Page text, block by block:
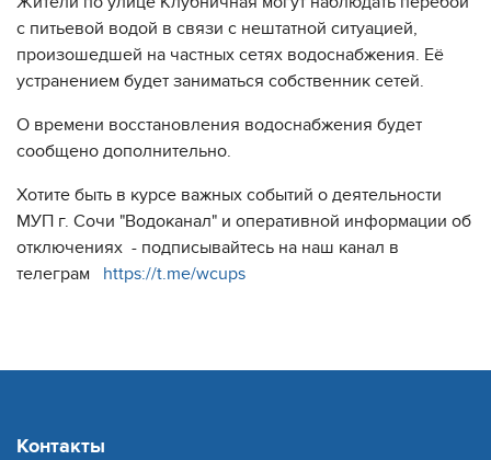
с питьевой водой в связи с нештатной ситуацией,
произошедшей на частных сетях водоснабжения. Её
устранением будет заниматься собственник сетей.
О времени восстановления водоснабжения будет
сообщено дополнительно.
Хотите быть в курсе важных событий о деятельности
МУП г. Сочи "Водоканал" и оперативной информации об
отключениях - подписывайтесь на наш канал в
телеграм https://t.me/wcups
Контакты